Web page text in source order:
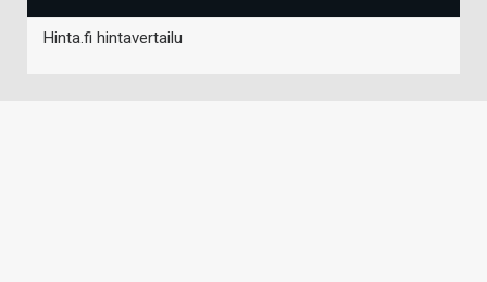
Hinta.fi hintavertailu